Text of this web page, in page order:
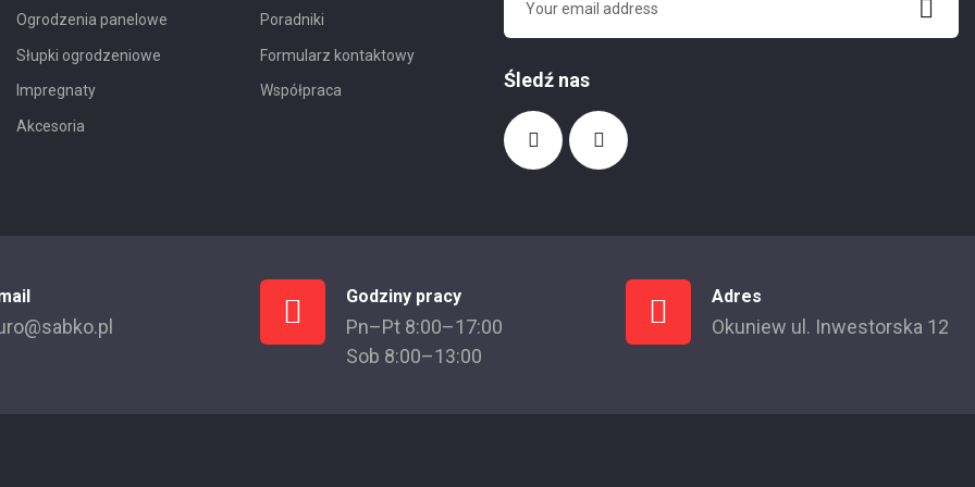
Ogrodzenia panelowe
Słupki ogrodzeniowe
Impregnaty
Akcesoria
Poradniki
Formularz kontaktowy
Współpraca Śledź nas
Godziny pracy
Pn–Pt 8:00–17:00
Sob 8:00–13:00
Adres
Okuniew ul. Inwestorska 12